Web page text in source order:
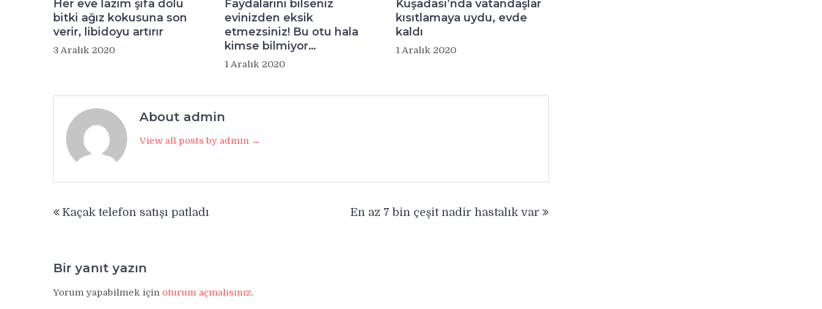
Her eve lazım şifa dolu
bitki ağız kokusuna son
verir, libidoyu artırır
3 Aralık 2020
Faydalarını bilseniz
evinizden eksik
etmezsiniz! Bu otu hala
kimse bilmiyor…
1 Aralık 2020
Kuşadası’nda vatandaşlar
kısıtlamaya uydu, evde
kaldı
1 Aralık 2020
About admin
View all posts by admin →
gezinmesi
Kaçak telefon satışı patladı En az 7 bin çeşit nadir hastalık var
Bir yanıt yazın
Yorum yapabilmek için oturum açmalısınız.